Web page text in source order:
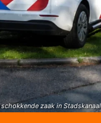
zaak in Stadskanaal